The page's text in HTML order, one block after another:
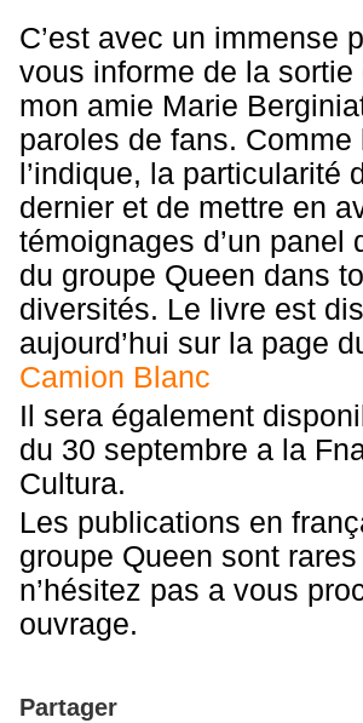
C’est avec un immense
vous informe de la sortie
mon amie Marie
paroles de fans. Comme
l’indique, la particularité
dernier et de mettre en
témoignages d’un panel
du groupe Queen dans
diversités. Le livre est
aujourd’hui sur la page
Camion Blanc
Il sera également
du 30 septembre a la
Cultura.
Les publications en
groupe Queen sont
n’hésitez pas a vous
ouvrage.
Partager